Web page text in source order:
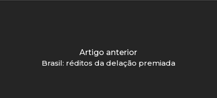
Artigo anterior
Brasil: réditos da delação premiada